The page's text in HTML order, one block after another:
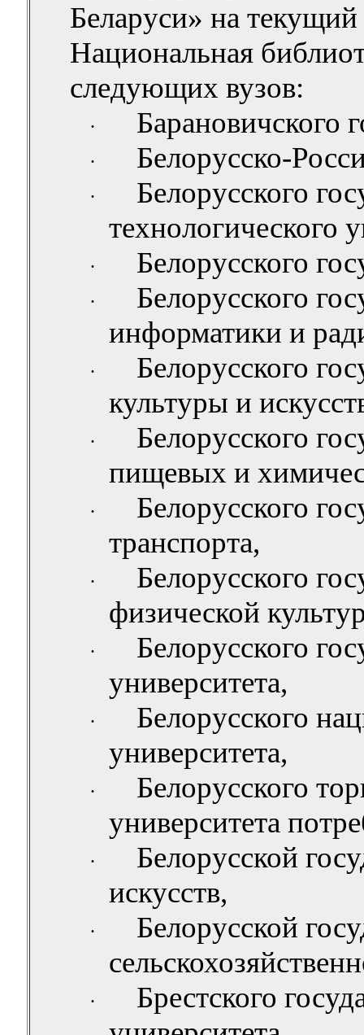
Беларуси» на
Национальная
следующих вузов:
· Барановичского
· Белорусско-
·
Белорусского
технологического
· Белорусского
·
Белорусского
информатики и
·
Белорусского
культуры и
·
Белорусского
пищевых и
·
Белорусского
транспорта,
·
Белорусского
физической
·
Белорусского
университета,
·
Белорусского
университета,
·
Белорусского
университета
·
Белорусской
искусств,
·
Белорусской
·
Брестского